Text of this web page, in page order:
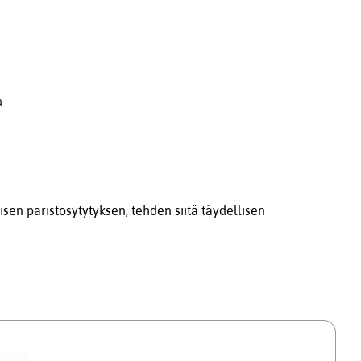
paristosytytyksen, tehden siitä täydellisen